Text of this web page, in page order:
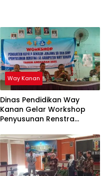
Way Kanan
Dinas Pendidikan Way
Kanan Gelar Workshop
Penyusunan Renstra